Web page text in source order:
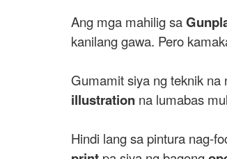
Ang mga mahilig sa
kanilang gawa. Pero
Gumamit siya ng teknik na
illustration na lumabas
Hindi lang sa pintura nag-